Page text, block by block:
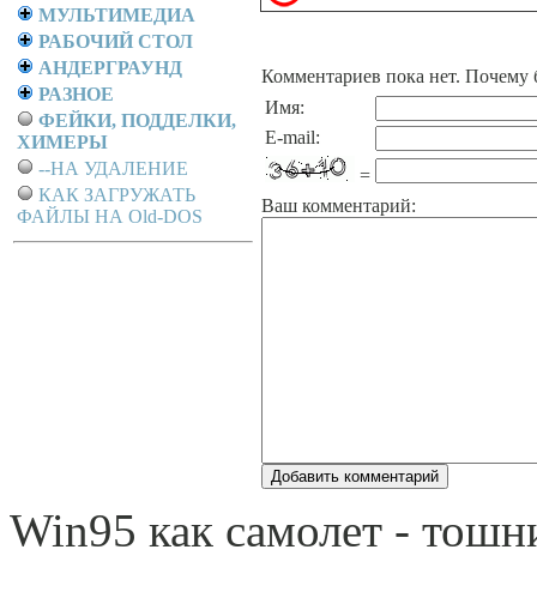
МУЛЬТИМЕДИА
РАБОЧИЙ СТОЛ
АНДЕРГРАУНД
РАЗНОЕ
ФЕЙКИ, ПОДДЕЛКИ,
ХИМЕРЫ
--НА УДАЛЕНИЕ
КАК ЗАГРУЖАТЬ
ФАЙЛЫ НА Old-DOS
Комментариев пока нет. Почему
Имя:
E-mail:
=
Ваш комментарий:
Win95 как самолет -